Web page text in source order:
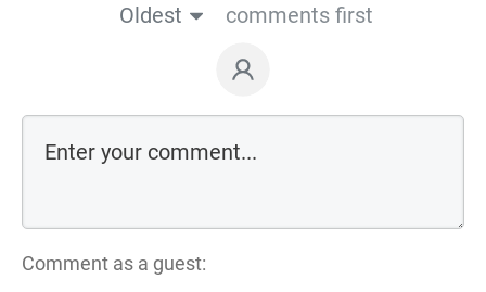
Oldest
comments first
Comment as a guest: